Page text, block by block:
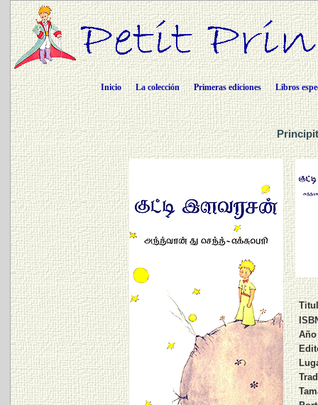
Inicio La colección Primeras ediciones Libros